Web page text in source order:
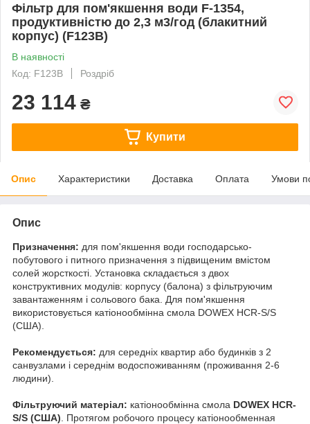
Фільтр для пом'якшення води F-1354,
продуктивністю до 2,3 м3/год (блакитний
корпус) (F123B)
В наявності
Код: F123B
Роздріб
23 114 ₴
Купити
Опис Характеристики Доставка Оплата Умови
Опис
Призначення: для пом'якшення води господарсько-
побутового і питного призначення з підвищеним вмістом
солей жорсткості. Установка складається з двох
конструктивних модулів: корпусу (балона) з фільтруючим
завантаженням і сольового бака. Для пом'якшення
використовується катіонообмінна смола DOWEX HCR-S/S
(США).
Рекомендується: для середніх квартир або будинків з 2
санвузлами і середнім водоспоживанням (проживання 2-6
людини).
Фільтруючий матеріал: катіонообмінна смола DOWEX HCR-
S/S (США) . Протягом робочого процесу катіонообменная